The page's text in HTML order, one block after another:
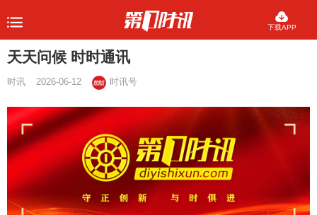
下载APP
天天问候 时时通讯
时讯 2026-06-12 时讯号